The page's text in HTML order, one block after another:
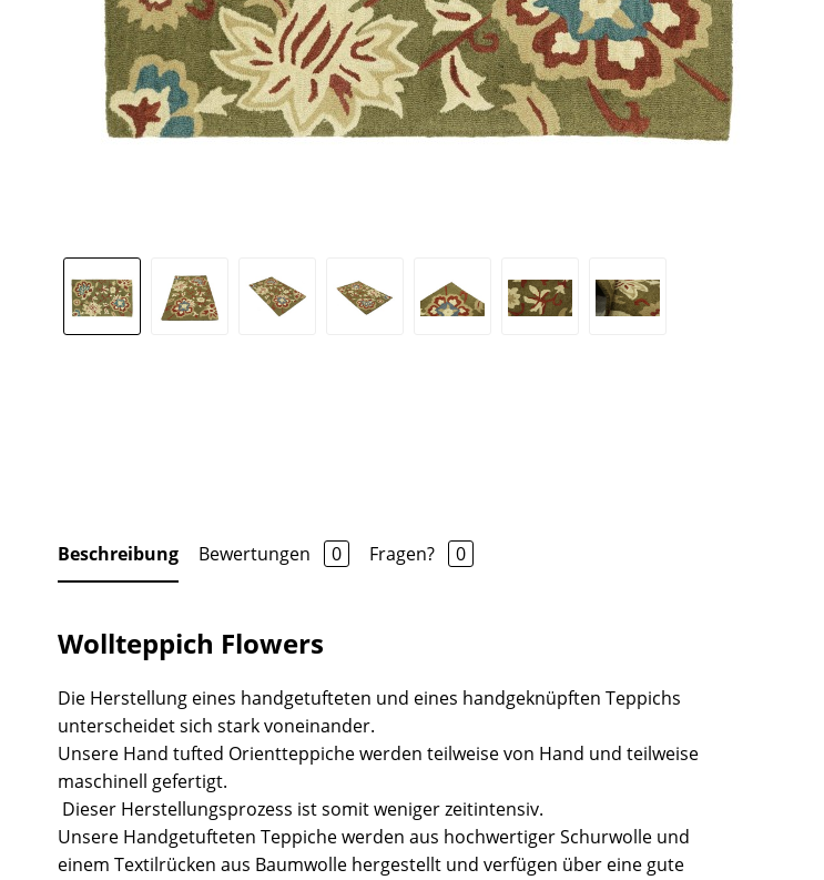
Beschreibung Bewertungen 0 Fragen? 0
Wollteppich Flowers
Die Herstellung eines handgetufteten und eines handgeknüpften Teppichs
unterscheidet sich stark voneinander.
Unsere Hand tufted Orientteppiche werden teilweise von Hand und teilweise
maschinell gefertigt.
Dieser Herstellungsprozess ist somit weniger zeitintensiv.
Unsere Handgetufteten Teppiche werden aus hochwertiger Schurwolle und
einem Textilrücken aus Baumwolle hergestellt und verfügen über eine gute